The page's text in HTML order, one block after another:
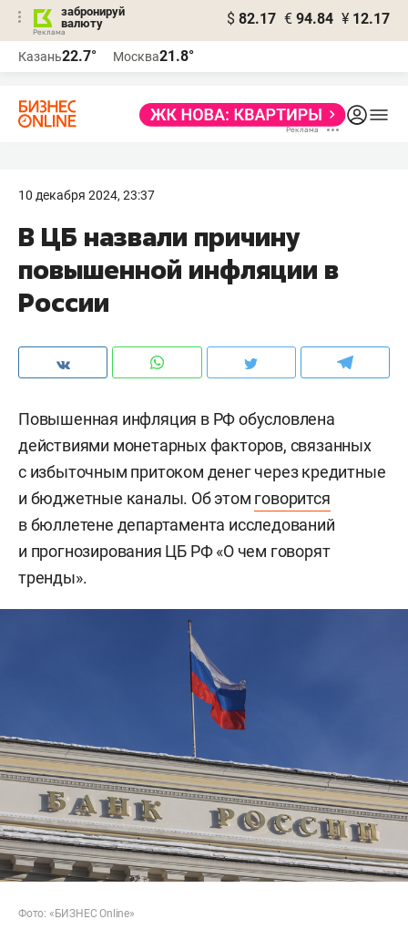
забронируй
валюту
$ 82.17 € 94.84 ¥ 12.17
Казань22.7° Москва21.8°
10 декабря 2024, 23:37
В ЦБ назвали причину
повышенной инфляции в
России
Повышенная инфляция в РФ обусловлена
действиями монетарных факторов, связанных
с избыточным притоком денег через кредитные
и бюджетные каналы. Об этом говорится
в бюллетене департамента исследований
и прогнозирования ЦБ РФ «О чем говорят
тренды».
Фото: «БИЗНЕС Online»